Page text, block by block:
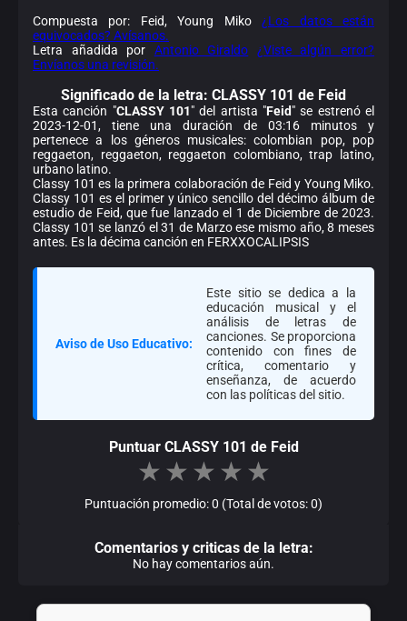
Compuesta por: Feid, Young Miko¿Los datos están
equivocados? Avísanos.
Letra añadida por Antonio Giraldo
¿Viste algún error?
Envíanos una revisión.
Significado de la letra: CLASSY 101 de Feid
Esta canción "CLASSY 101" del artista "Feid" se estrenó el
2023-12-01, tiene una duración de 03:16 minutos y
pertenece a los géneros musicales: colombian pop, pop
reggaeton, reggaeton, reggaeton colombiano, trap latino,
urbano latino.
Classy 101 es la primera colaboración de Feid y Young Miko.
Classy 101 es el primer y único sencillo del décimo álbum de
estudio de Feid, que fue lanzado el 1 de Diciembre de 2023.
Classy 101 se lanzó el 31 de Marzo ese mismo año, 8 meses
antes. Es la décima canción en FERXXOCALIPSIS
Aviso de Uso Educativo:
Este sitio se dedica a la
educación musical y el
análisis de letras de
canciones. Se proporciona
contenido con fines de
crítica, comentario y
enseñanza, de acuerdo
con las políticas del sitio.
Puntuar CLASSY 101 de Feid
★ ★ ★ ★ ★
Puntuación promedio: 0 (Total de votos: 0)
Comentarios y criticas de la letra:
No hay comentarios aún.